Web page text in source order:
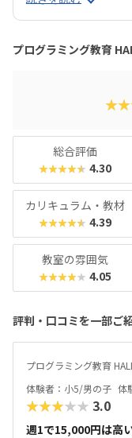
ンクラフト（マイク
ードも。子どもの創
るスクールをお探し
た、運営元のやる気
名。学習計画や講
材はいいけど、先
くの教室に足を運
プログラミング教育
総合評価
★★★★★ 4.30
カリキュラム・教材
★★★★★ 4.39
教室の雰囲気
★★★★★ 4.05
評判・口コミを一部ご
プログラミング教育
体験者：小5/男の子 体
★★★★★ 3.0
週1で15,000円は高